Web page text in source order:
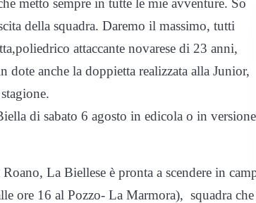
della squadra. Daremo il massimo, tutti
attaccante novarese di 23 anni,
anche la doppietta realizzata alla Junior,
di sabato 6 agosto in edicola o in versione
La Biellese è pronta a scendere in
ore 16 al Pozzo- La Marmora), squadra che